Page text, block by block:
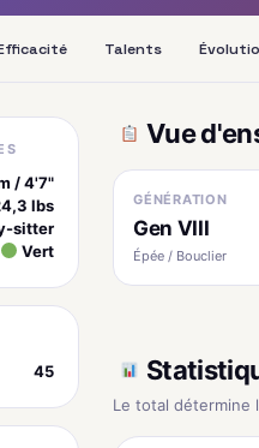
Talents
/ 4'7"
lbs
sitter
Vert
45
Vue
GÉNÉRATION
Gen VIII
Épée / Bouclier
Le total détermine